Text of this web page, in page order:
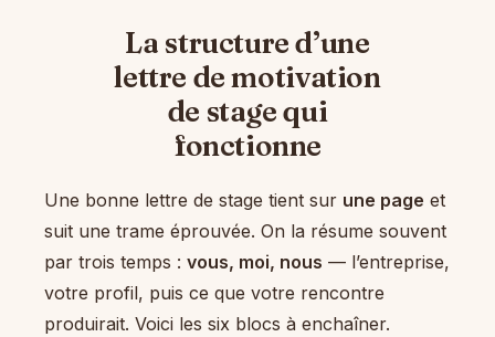
La structure d’une
lettre de motivation
de stage qui
fonctionne
Une bonne lettre de stage tient sur une page et
suit une trame éprouvée. On la résume souvent
par trois temps : vous, moi, nous — l’entreprise,
votre profil, puis ce que votre rencontre
produirait. Voici les six blocs à enchaîner.